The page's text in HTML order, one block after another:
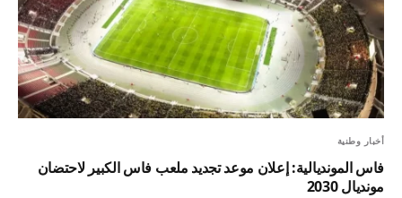
أخبار وطنية
فاس المونديالية: إعلان موعد تجديد ملعب فاس الكبير لاحتضان
مونديال 2030